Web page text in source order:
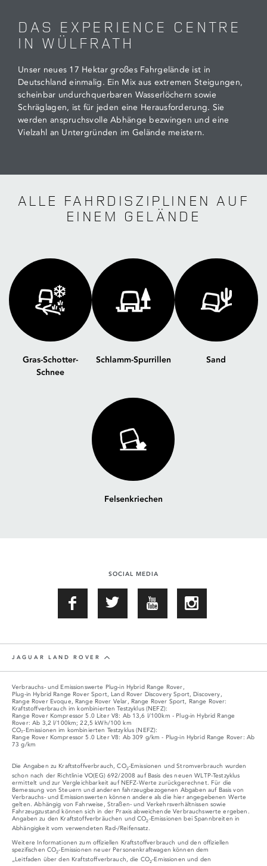
DAS EXPERIENCE CENTRE
IN WÜLFRATH
Unser neues 17 Hektar großes Fahrgelände ist in
Deutschland einmalig. Ein Mix aus extremen Steigungen,
scheinbar undurchquerbaren Wasserlöchern sowie
Schräglagen, ist für jeden eine Herausforderung. Sie
werden anspruchsvolle Abhänge bezwingen und eine
Vielzahl an Untergründen im Gelände meistern.
ALLE FAHRDISZIPLINEN AUF
EINEM GELÄNDE
Gras-Schotter-
Schnee
Schlamm-Spurrillen Sand
Felsenkriechen
SOCIAL MEDIA
JAGUAR LAND ROVER
Verbrauchs- und Emissionswerte Plug‑in Hybrid Range Rover,
Plug‑in Hybrid Range Rover Sport, Land Rover Discovery Sport, Discovery,
Range Rover Evoque, Range Rover Velar, Range Rover Sport, Range Rover:
Kraftstoffverbrauch im kombinierten Testzyklus (NEFZ):
Range Rover Kompressor 5.0 Liter V8: Ab 13,6 l/100km - Plug-in Hybrid Range
Rover: Ab 3,2 l/100km; 22,5 kWh/100 km
CO₂-Emissionen im kombinierten Testzyklus (NEFZ):
Range Rover Kompressor 5.0 Liter V8: Ab 309 g/km - Plug-in Hybrid Range Rover: Ab
73 g/km
Die Angaben zu Kraftstoffverbrauch, CO2-Emissionen und Stromverbrauch wurden
schon nach der Richtlinie VO(EG) 692/2008 auf Basis des neuen WLTP-Testzyklus
ermittelt und zur Vergleichbarkeit auf NEFZ-Werte zurückgerechnet. Für die
Bemessung von Steuern und anderen fahrzeugbezogenen Abgaben auf Basis von
Verbrauchs- und Emissionswerten können andere als die hier angegebenen Werte
gelten. Abhängig von Fahrweise, Straßen- und Verkehrsverhältnissen sowie
Fahrzeugzustand können sich in der Praxis abweichende Verbrauchswerte ergeben.
Angaben zu den Kraftstoffverbräuchen und CO2-Emissionen bei Spannbreiten in
Abhängigkeit vom verwendeten Rad-/Reifensatz.
Weitere Informationen zum offiziellen Kraftstoffverbrauch und den offiziellen
spezifischen CO2-Emissionen neuer Personenkraftwagen können dem
„Leitfaden über den Kraftstoffverbrauch, die CO2-Emissionen und den